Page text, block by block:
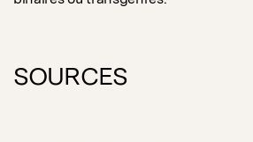
SOURCES